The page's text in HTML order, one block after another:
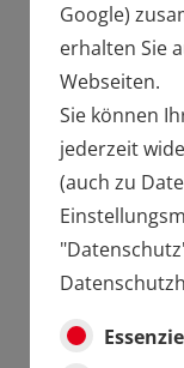
Google)
erhalten Sie
Webseiten.
Sie können
jederzeit
(auch zu